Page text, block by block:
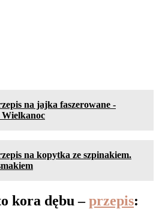
na jajka faszerowane -
Wielkanoc
na kopytka ze szpinakiem.
kora dębu –przepis: